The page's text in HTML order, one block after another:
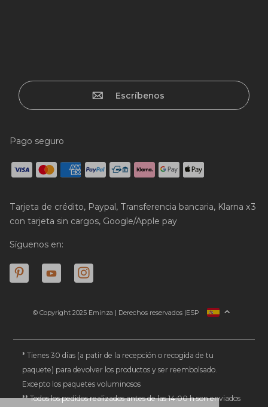
Escríbenos
Pago seguro
Tarjeta de crédito, Paypal, Transferencia bancaria, Klarna x3
con tarjeta sin cargos, Google/Apple pay
Síguenos en:
© Copyright 2025 Eminza | Derechos reservados |
FRANCIA
ALEMANIA
PAÍSES BAJOS
ESP
* Tienes 30 días (a patir de la recepción o recogida de tu
paquete) para devolver los productos y ser reembolsado.
Excepto los paquetes voluminosos
** Todos los pedidos realizados antes de las 14:00 h son enviados